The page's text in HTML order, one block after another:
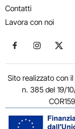
Contatti
Lavora con noi
Seguici suSeguici su
Sito realizzato con
n. 385 del 19/